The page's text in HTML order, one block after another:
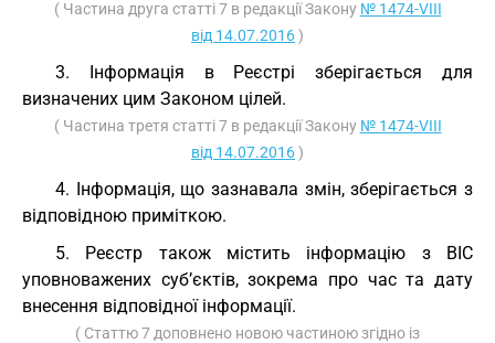
( Частина друга статті 7 в редакції Закону № 1474-VIII
від 14.07.2016)
3. Інформація в Реєстрі зберігається для
визначених цим Законом цілей.
( Частина третя статті 7 в редакції Закону № 1474-VIII
від 14.07.2016)
4. Інформація, що зазнавала змін, зберігається з
відповідною приміткою.
5. Реєстр також містить інформацію з ВІС
уповноважених суб’єктів, зокрема про час та дату
внесення відповідної інформації.
( Статтю 7 доповнено новою частиною згідно із